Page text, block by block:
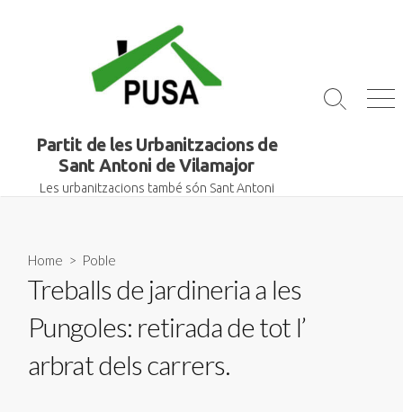
Partit de les Urbanitzacions de
Sant Antoni de Vilamajor
Les urbanitzacions també són Sant Antoni
Search
Home > Poble
Treballs de jardineria a les
Pungoles: retirada de tot l’
arbrat dels carrers.